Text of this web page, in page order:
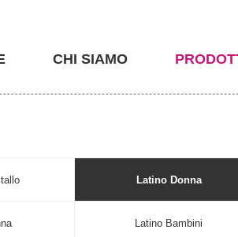
CHI SIAMO
Latino Donna
Latino Bambini